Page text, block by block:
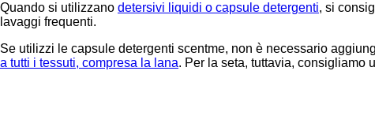
Quando si utilizzano detersivi liquidi o capsule detergenti, si
lavaggi frequenti.
Se utilizzi le capsule detergenti scentme, non è necessario
a tutti i tessuti, compresa la lana. Per la seta, tuttavia, consigliamo